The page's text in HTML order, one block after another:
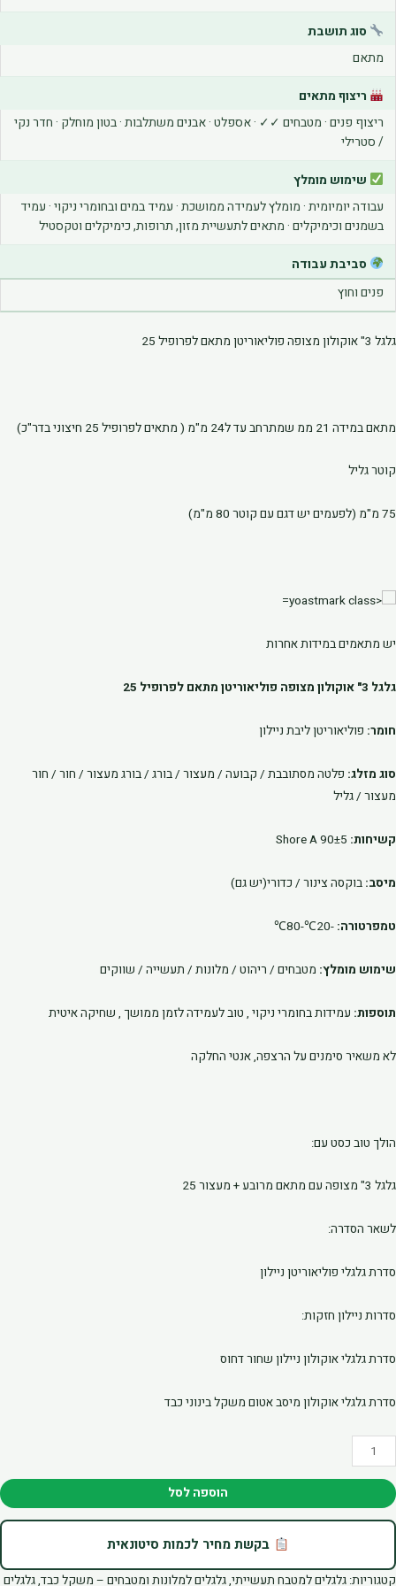
סוג תושבת
מתאם
ריצוף מתאים
ריצוף פנים · מטבחים ✓✓ · אספלט · אבנים משתלבות · בטון מוחלק · חדר נקי
/ סטרילי
שימוש מומלץ
עבודה יומיומית · מומלץ לעמידה ממושכת · עמיד במים ובחומרי ניקוי · עמיד
בשמנים וכימיקלים · מתאים לתעשיית מזון, תרופות, כימיקלים וטקסטיל
סביבת עבודה
פנים וחוץ
גלגל 3" אוקולון מצופה פוליאוריטן מתאם לפרופיל 25
מתאם במידה 21 ממ שמתרחב עד ל24 מ"מ ( מתאים לפרופיל 25 חיצוני בדר"כ)
קוטר גליל
75 מ"מ (לפעמים יש דגם עם קוטר 80 מ"מ)
יש מתאמים במידות אחרות
גלגל 3" אוקולון מצופה פוליאוריטן מתאם לפרופיל 25
חומר: פוליאוריטן ליבת ניילון
סוג מזלג: פלטה מסתובבת / קבועה / מעצור / בורג / בורג מעצור / חור / חור
מעצור / גליל
קשיחות:
מיסב: בוקסה צינור / כדורי(יש גם)
טמפרטורה: -20℃-80℃
שימוש מומלץ: מטבחים / ריהוט / מלונות / תעשייה / שווקים
תוספות: עמידות בחומרי ניקוי , טוב לעמידה לזמן ממושך , שחיקה איטית
לא משאיר סימנים על הרצפה, אנטי החלקה
הולך טוב כסט עם:
גלגל 3" מצופה עם מתאם מרובע + מעצור 25
לשאר הסדרה:
סדרת גלגלי פוליאוריטן ניילון
סדרות ניילון חזקות:
סדרת גלגלי אוקולון ניילון שחור דחוס
סדרת גלגלי אוקולון מיסב אטום משקל בינוני כבד
כמות
של
גלגל
3"
פוליאוריטן
הוספה לסל
בקשת מחיר לכמות סיטונאית
קטגוריות: גלגלים למטבח תעשייתי,גלגלים למלונות ומטבחים – משקל כבד,גלגלים